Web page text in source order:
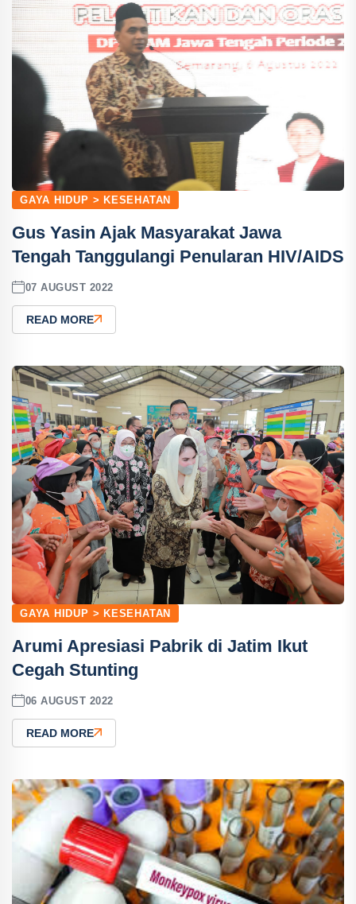
GAYA HIDUP > KESEHATAN
Gus Yasin Ajak Masyarakat Jawa
Tengah Tanggulangi Penularan HIV/AIDS
07 AUGUST 2022
READ MORE
GAYA HIDUP > KESEHATAN
Arumi Apresiasi Pabrik di Jatim Ikut
Cegah Stunting
06 AUGUST 2022
READ MORE